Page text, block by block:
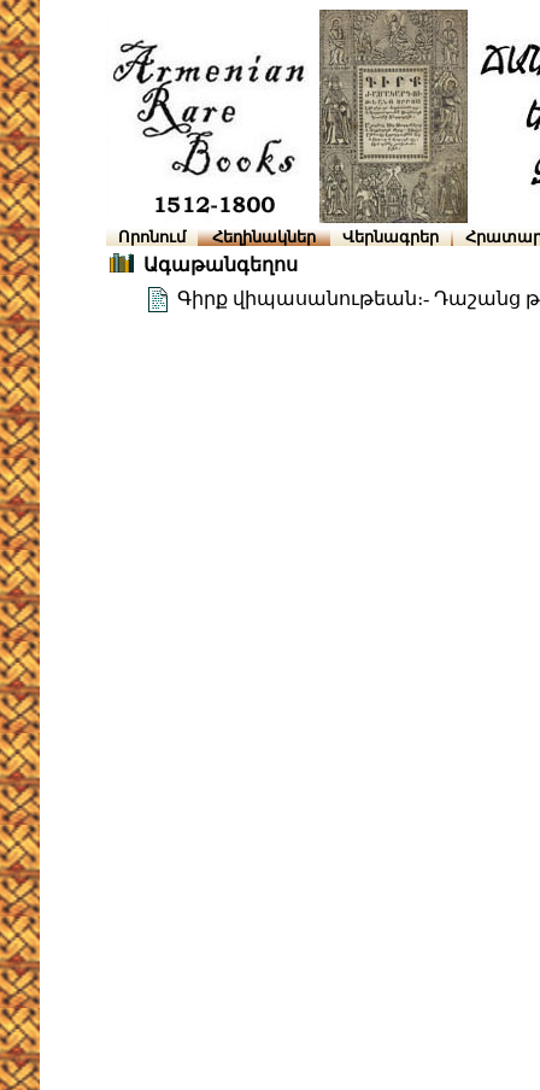
Որոնում Հեղինակներ Վերնագրեր
Ագաթանգեղոս
Գիրք վիպասանութեան։- Դաշանց